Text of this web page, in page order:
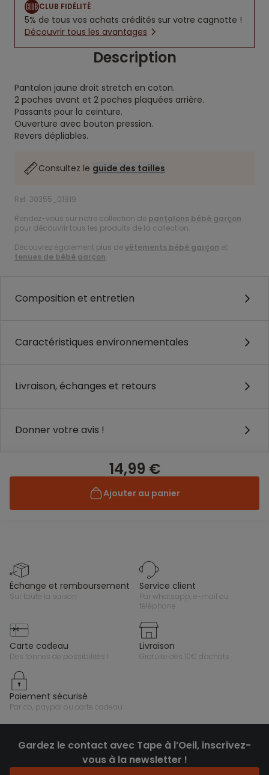
CLUB FIDÉLITÉ
5% de tous vos achats crédités sur votre cagnotte !
Découvrir tous les avantages
Description
Pantalon jaune droit stretch en coton.
2 poches avant et 2 poches plaquées arrière.
Passants pour la ceinture.
Ouverture avec bouton pression.
Revers dépliables.
Consultez le guide des tailles
Ref. 30355_01919
Rendez-vous sur notre collection de pantalons bébé garçon
pour découvrir tous les produits de la collection.
Découvrez également plus devêtements bébé garçon et
tenues de bébé garçon.
Composition et entretien
Caractéristiques environnementales
Livraison, échanges et retours
Donner votre avis !
14,99 €
Ajouter au panier
échange et remboursement
sur toute la saison
service client
par whatsapp, e-mail ou
téléphone
carte cadeau
des tonnes de possibilités !
livraison
gratuite dès 10€ d'achats
paiement sécurisé
par cb, paypal ou carte cadeau
Gardez le contact avec Tape à l’Oeil, inscrivez-
vous à la newsletter !